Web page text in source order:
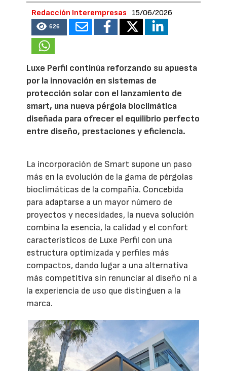
Redacción Interempresas 15/06/2026
626
Luxe Perfil continúa reforzando su apuesta
por la innovación en sistemas de
protección solar con el lanzamiento de
smart, una nueva pérgola bioclimática
diseñada para ofrecer el equilibrio perfecto
entre diseño, prestaciones y eficiencia.
La incorporación de Smart supone un paso
más en la evolución de la gama de pérgolas
bioclimáticas de la compañía. Concebida
para adaptarse a un mayor número de
proyectos y necesidades, la nueva solución
combina la esencia, la calidad y el confort
característicos de Luxe Perfil con una
estructura optimizada y perfiles más
compactos, dando lugar a una alternativa
más competitiva sin renunciar al diseño ni a
la experiencia de uso que distinguen a la
marca.